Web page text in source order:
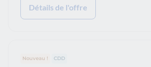
Détails de l'offre
Nouveau ! Type de contrat :
CDD